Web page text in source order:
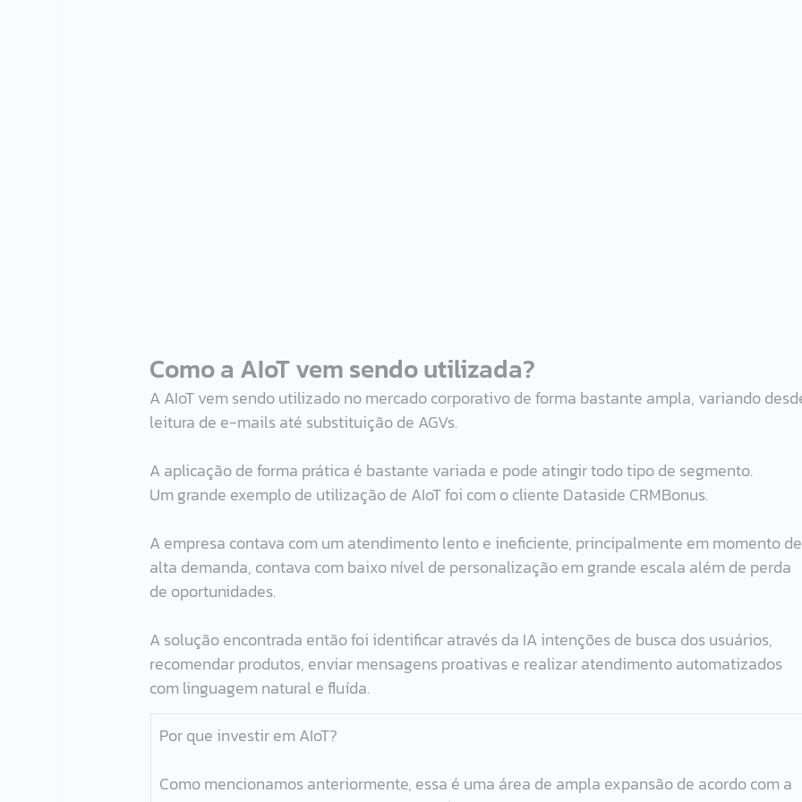
Como a AIoT vem sendo utilizada?
A AIoT vem sendo utilizado no mercado corporativo de forma bastante ampla, variando
leitura de e-mails até substituição de AGVs.
A aplicação de forma prática é bastante variada e pode atingir todo tipo de segmento.
Um grande exemplo de utilização de AIoT foi com o cliente Dataside CRMBonus.
A empresa contava com um atendimento lento e ineficiente, principalmente em momento
alta demanda, contava com baixo nível de personalização em grande escala além de perda
de oportunidades.
A solução encontrada então foi identificar através da IA intenções de busca dos usuários,
recomendar produtos, enviar mensagens proativas e realizar atendimento automatizados
com linguagem natural e fluída.
Por que investir em AIoT?
Como mencionamos anteriormente, essa é uma área de ampla expansão de acordo com a